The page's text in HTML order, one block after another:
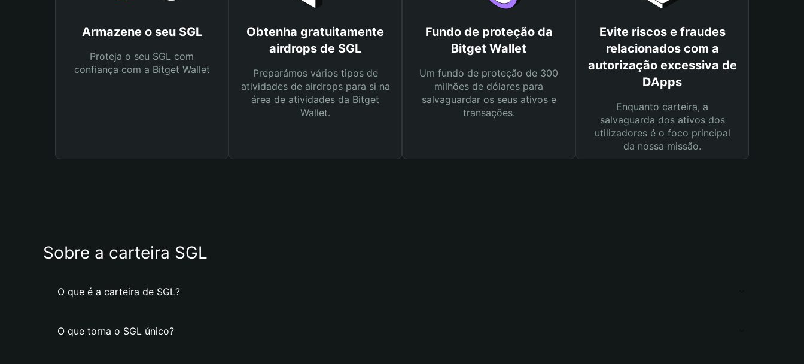
Armazene o seu SGL
Proteja o seu SGL com
confiança com a Bitget Wallet
Obtenha gratuitamente
airdrops de SGL
Preparámos vários tipos de
atividades de airdrops para si na
área de atividades da Bitget
Wallet.
Fundo de proteção da
Bitget Wallet
Um fundo de proteção de 300
milhões de dólares para
salvaguardar os seus ativos e
transações.
Evite riscos e fraudes
relacionados com a
autorização excessiva de
DApps
Enquanto carteira, a
salvaguarda dos ativos dos
utilizadores é o foco principal
da nossa missão.
Sobre a carteira SGL
O que é a carteira de SGL?
O que torna o SGL único?